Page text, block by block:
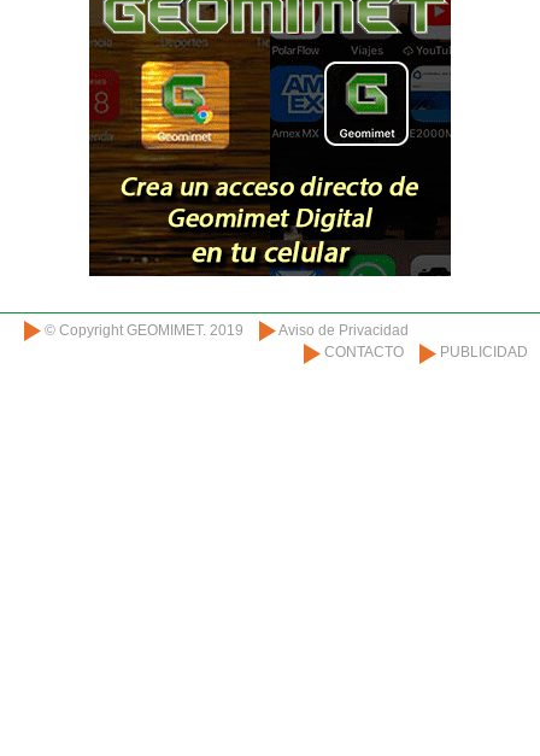
© Copyright GEOMIMET. 2019
Aviso de Privacidad
CONTACTO
PUBLICIDAD